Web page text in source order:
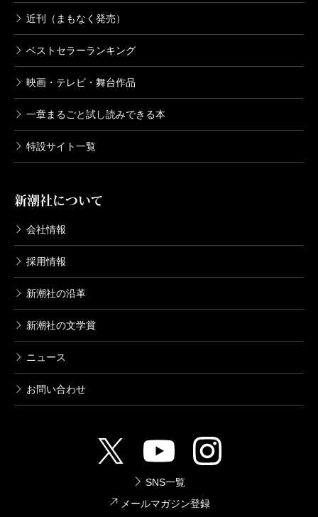
近刊（まもなく発売）
ベストセラーランキング
映画・テレビ・舞台作品
一章まるごと試し読みできる本
特設サイト一覧
新潮社について
会社情報
採用情報
新潮社の沿革
新潮社の文学賞
ニュース
お問い合わせ
SNS一覧
メールマガジン登録